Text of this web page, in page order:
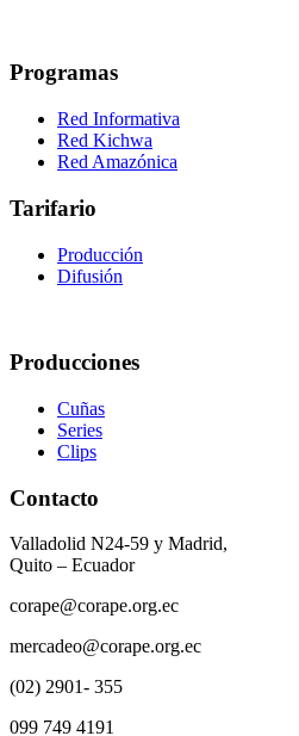
Programas
Red Informativa
Red Kichwa
Red Amazónica
Tarifario
Producción
Difusión
Producciones
Cuñas
Series
Clips
Contacto
Valladolid N24-59 y Madrid,
Quito – Ecuador
corape@corape.org.ec
mercadeo@corape.org.ec
(02) 2901- 355
099 749 4191